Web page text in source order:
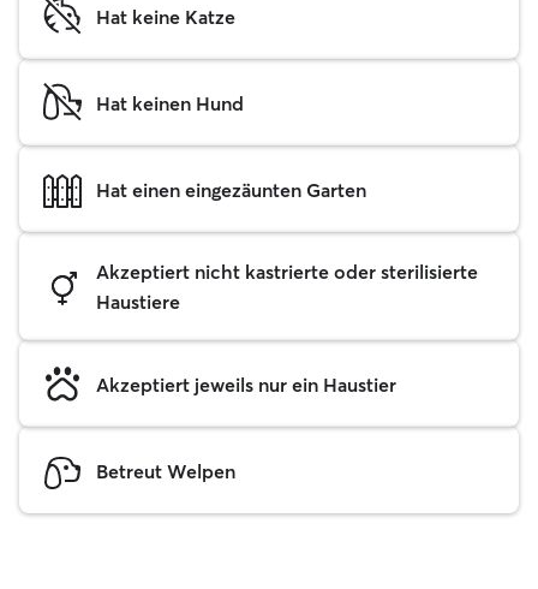
Hat keine Katze
Hat keinen Hund
Hat einen eingezäunten Garten
Akzeptiert nicht kastrierte oder sterilisierte
Haustiere
Akzeptiert jeweils nur ein Haustier
Betreut Welpen